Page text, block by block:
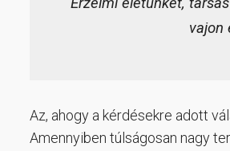
vajon
Az, ahogy a kérdésekre adott
Amennyiben túlságosan nagy